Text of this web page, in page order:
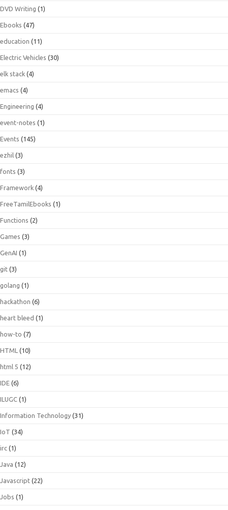
DVD Writing (1)
Ebooks (47)
education (11)
Electric Vehicles (30)
elk stack (4)
emacs (4)
Engineering (4)
event-notes (1)
Events (145)
ezhil (3)
fonts (3)
Framework (4)
FreeTamilEbooks (1)
Functions (2)
Games (3)
GenAI (1)
git (3)
golang (1)
hackathon (6)
heart bleed (1)
how-to (7)
HTML (10)
html 5 (12)
IDE (6)
ILUGC (1)
Information Technology (31)
IoT (34)
irc (1)
Java (12)
Javascript (22)
Jobs (1)